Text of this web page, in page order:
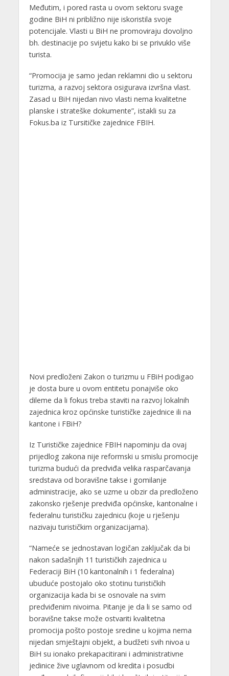
Međutim, i pored rasta u ovom sektoru svage
godine BiH ni približno nije iskoristila svoje
potencijale. Vlasti u BiH ne promoviraju dovoljno
bh. destinacije po svijetu kako bi se privuklo više
turista.
“Promocija je samo jedan reklamni dio u sektoru
turizma, a razvoj sektora osigurava izvršna vlast.
Zasad u BiH nijedan nivo vlasti nema kvalitetne
planske i strateške dokumente”, istakli su za
Fokus.ba iz Tursitičke zajednice FBIH.
Novi predloženi Zakon o turizmu u FBiH podigao
je dosta bure u ovom entitetu ponajviše oko
dileme da li fokus treba staviti na razvoj lokalnih
zajednica kroz općinske turističke zajednice ili na
kantone i FBiH?
Iz Turističke zajednice FBIH napominju da ovaj
prijedlog zakona nije reformski u smislu promocije
turizma budući da predviđa velika rasparčavanja
sredstava od boravišne takse i gomilanje
administracije, ako se uzme u obzir da predloženo
zakonsko rješenje predviđa općinske, kantonalne i
federalnu turističku zajednicu (koje u rješenju
nazivaju turističkim organizacijama).
“Nameće se jednostavan logičan zaključak da bi
nakon sadašnjih 11 turističkih zajednica u
Federaciji BiH (10 kantonalnih i 1 federalna)
ubuduće postojalo oko stotinu turističkih
organizacija kada bi se osnovale na svim
predviđenim nivoima. Pitanje je da li se samo od
boravišne takse može ostvariti kvalitetna
promocija pošto postoje sredine u kojima nema
nijedan smještajni objekt, a budžeti svih nivoa u
BiH su ionako prekapacitirani i administrativne
jedinice žive uglavnom od kredita i posudbi